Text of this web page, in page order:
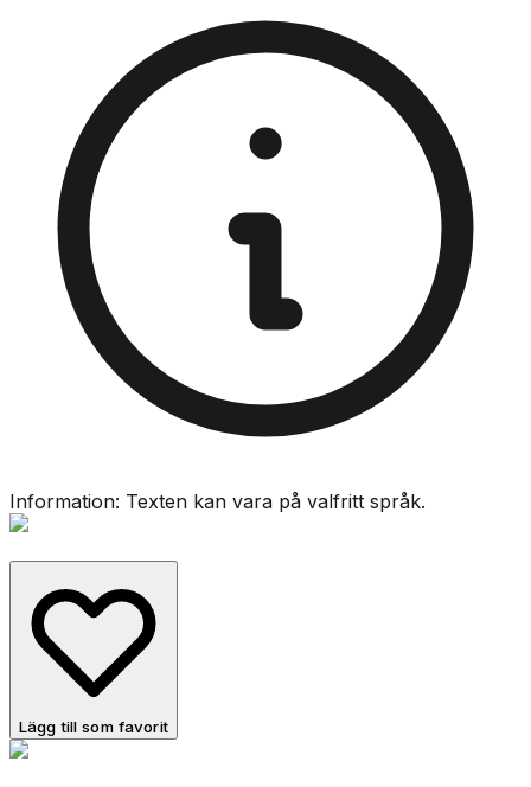
Information: Texten kan vara på valfritt språk.
Lägg till som favorit